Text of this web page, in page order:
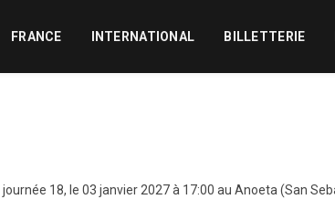
FRANCE INTERNATIONAL BILLETTERIE
journée 18, le 03 janvier 2027 à 17:00 au Anoeta (San